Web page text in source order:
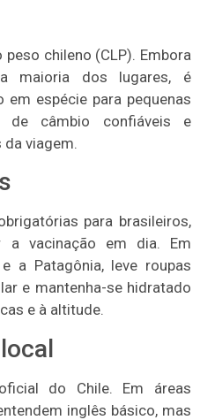
chileno (CLP). Embora
maioria dos lugares, é
em espécie para pequenas
de câmbio confiáveis e
viagem.
para brasileiros,
a vacinação em dia. Em
a Patagônia, leve roupas
e mantenha-se hidratado
e à altitude.
do Chile. Em áreas
inglês básico, mas